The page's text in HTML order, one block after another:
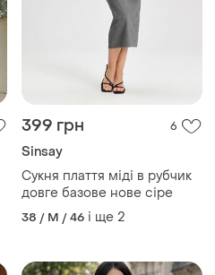
399 грн 6
Sinsay
Сукня плаття міді в рубчик
довге базове нове сіре
38 / M / 46 і ще 2